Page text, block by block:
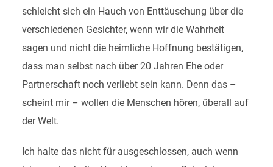
schleicht sich ein Hauch von Enttäuschung über die
verschiedenen Gesichter, wenn wir die Wahrheit
sagen und nicht die heimliche Hoffnung bestätigen,
dass man selbst nach über 20 Jahren Ehe oder
Partnerschaft noch verliebt sein kann. Denn das –
scheint mir – wollen die Menschen hören, überall auf
der Welt.
Ich halte das nicht für ausgeschlossen, auch wenn